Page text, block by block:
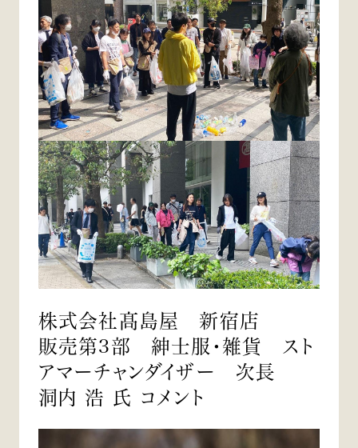
株式会社髙島屋 新宿店
販売第3部 紳士服・雑貨 スト
アマーチャンダイザー 次長
洞内 浩 氏 コメント